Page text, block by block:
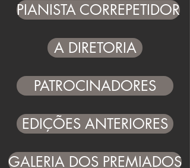
PIANISTA CORREPETIDOR
A DIRETORIA
PATROCINADORES
EDIÇÕES ANTERIORES
GALERIA DOS PREMIADOS